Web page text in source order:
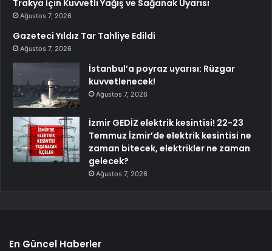
Trakya İçin Kuvvetli Yağış ve Sağanak Uyarısı
Ağustos 7, 2026
Gazeteci Yıldız Tar Tahliye Edildi
Ağustos 7, 2026
İstanbul’a poyraz uyarısı: Rüzgar
kuvvetlenecek!
Ağustos 7, 2026
İzmir GEDİZ elektrik kesintisi! 22-23
Temmuz İzmir’de elektrik kesintisi ne
zaman bitecek, elektrikler ne zaman
gelecek?
Ağustos 7, 2026
En Güncel Haberler